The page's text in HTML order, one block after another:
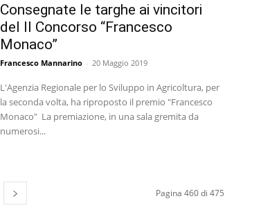
Consegnate le targhe ai vincitori
del II Concorso “Francesco
Monaco”
Francesco Mannarino - 20 Maggio 2019
L'Agenzia Regionale per lo Sviluppo in Agricoltura, per
la seconda volta, ha riproposto il premio "Francesco
Monaco" La premiazione, in una sala gremita da
numerosi...
Pagina 460 di 475